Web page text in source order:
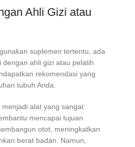
Ahli Gizi atau
suplemen tertentu, ada
dengan ahli gizi atau pelatih
rekomendasi yang
tubuh Anda.
alat yang sangat
mencapai tujuan
otot, meningkatkan
berat badan. Namun,